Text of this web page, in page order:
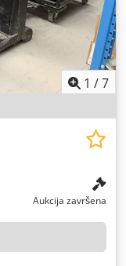
1 /7
Aukcija završena